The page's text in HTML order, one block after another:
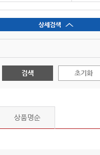
상품명순